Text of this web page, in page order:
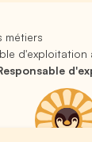
métiers